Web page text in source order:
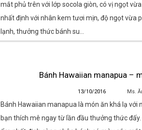
mắt phủ trên với lớp socola giòn, có vị ngọt
nhất định với nhân kem tươi mịn, độ ngọt vừa
lạnh, thưởng thức bánh su…
Bánh Hawaiian manapua –
13/10/2016 Ms.
Bánh Hawaiian manapua là món ăn khá lạ với
bạn thích mê ngay từ lần đầu thưởng thức